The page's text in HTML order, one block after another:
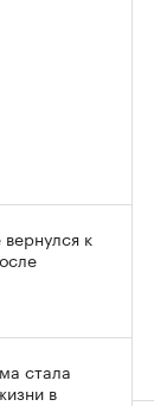
к
стала
в